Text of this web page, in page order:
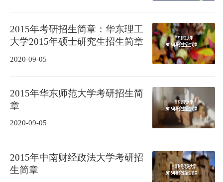
2015年考研招生简章：华东理工
大学2015年硕士研究生招生简章
2020-09-05
2015年华东师范大学考研招生简
章
2020-09-05
2015年中南财经政法大学考研招
生简章